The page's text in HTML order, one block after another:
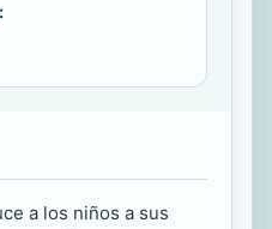
a los niños a sus